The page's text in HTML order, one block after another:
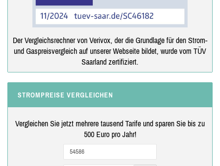
Der Vergleichsrechner von Verivox, der die Grundlage für den Strom-
und Gaspreisvergleich auf unserer Webseite bildet, wurde vom TÜV
Saarland zertifiziert.
STROMPREISE VERGLEICHEN
Vergleichen Sie jetzt mehrere tausend Tarife und sparen Sie bis zu
500 Euro pro Jahr!